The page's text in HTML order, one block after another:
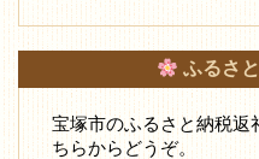
ふるさ
宝塚市のふるさと納税返
ちらからどうぞ。